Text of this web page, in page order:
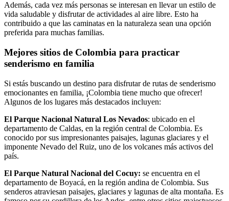
Además, cada vez más personas se interesan en llevar un estilo de
vida saludable y disfrutar de actividades al aire libre. Esto ha
contribuido a que las caminatas en la naturaleza sean una opción
preferida para muchas familias.
Mejores sitios de Colombia para practicar
senderismo en familia
Si estás buscando un destino para disfrutar de rutas de senderismo
emocionantes en familia, ¡Colombia tiene mucho que ofrecer!
Algunos de los lugares más destacados incluyen:
El Parque Nacional Natural Los Nevados: ubicado en el
departamento de Caldas, en la región central de Colombia. Es
conocido por sus impresionantes paisajes, lagunas glaciares y el
imponente Nevado del Ruiz, uno de los volcanes más activos del
país.
El Parque Natural Nacional del Cocuy: se encuentra en el
departamento de Boyacá, en la región andina de Colombia. Sus
senderos atraviesan paisajes, glaciares y lagunas de alta montaña. Es